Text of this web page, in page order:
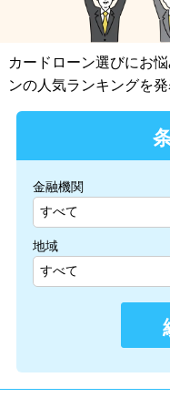
カードローン選びにお
ンの人気ランキングを発
金融機関
地域